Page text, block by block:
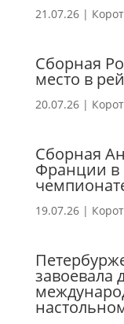
21.07.26|
Сборная
место в
20.07.26|
Сборная
Франции в
19.07.26|
завоевала